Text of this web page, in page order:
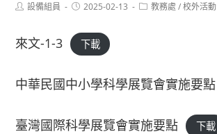
Post設備組員
Post2025-02-13
Post教務處 / 校外活動
來文-1-3 下載
中華民國中小學科學展覽會實施要點
臺灣國際科學展覽會實施要點 下載